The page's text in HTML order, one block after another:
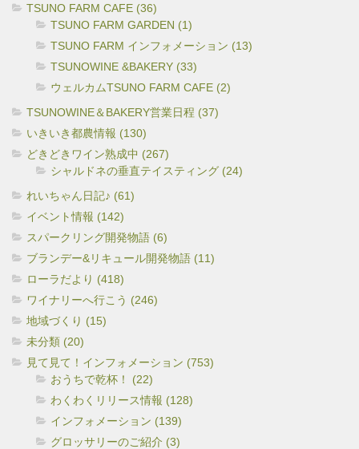
TSUNO FARM CAFE (36)
TSUNO FARM GARDEN (1)
TSUNO FARM インフォメーション (13)
TSUNOWINE &BAKERY (33)
ウェルカムTSUNO FARM CAFE (2)
TSUNOWINE＆BAKERY営業日程 (37)
いきいき都農情報 (130)
どきどきワイン熟成中 (267)
シャルドネの垂直テイスティング (24)
れいちゃん日記♪ (61)
イベント情報 (142)
スパークリング開発物語 (6)
ブランデー&リキュール開発物語 (11)
ローラだより (418)
ワイナリーへ行こう (246)
地域づくり (15)
未分類 (20)
見て見て！インフォメーション (753)
おうちで乾杯！ (22)
わくわくリリース情報 (128)
インフォメーション (139)
グロッサリーのご紹介 (3)